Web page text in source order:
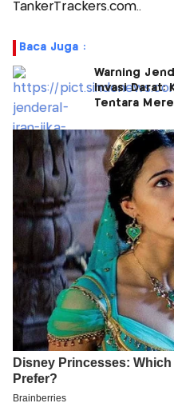
TankerTrackers.com..
Baca Juga :
Warning
Invasi Darat:
Tentara